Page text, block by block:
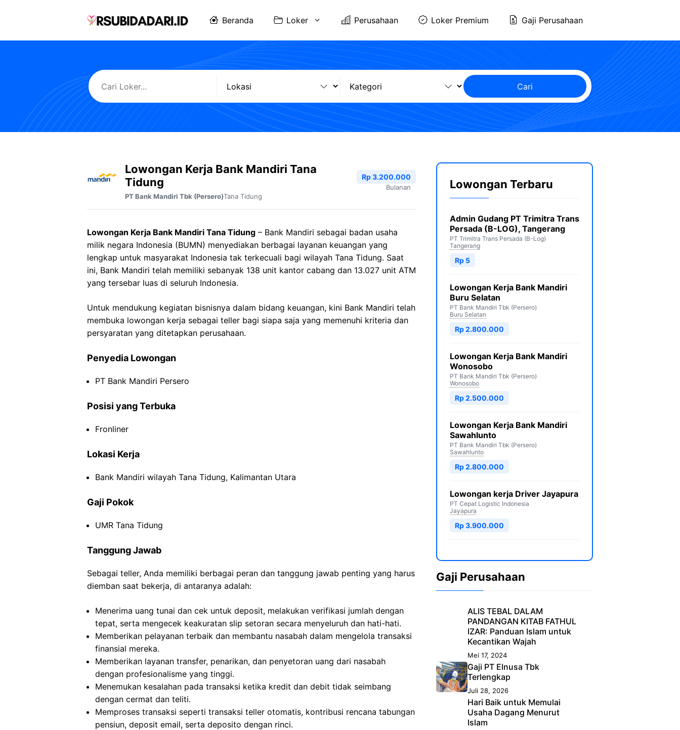
Beranda Loker Perusahaan Loker Premium Gaji Perusahaan
Cari
Lowongan Kerja Bank Mandiri Tana
Tidung
PT Bank Mandiri Tbk (Persero)Tana Tidung
Rp 3.200.000
Bulanan
Lowongan Kerja Bank Mandiri Tana Tidung – Bank Mandiri sebagai badan usaha
milik negara Indonesia (BUMN) menyediakan berbagai layanan keuangan yang
lengkap untuk masyarakat Indonesia tak terkecuali bagi wilayah Tana Tidung. Saat
ini, Bank Mandiri telah memiliki sebanyak 138 unit kantor cabang dan 13.027 unit ATM
yang tersebar luas di seluruh Indonesia.
Untuk mendukung kegiatan bisnisnya dalam bidang keuangan, kini Bank Mandiri telah
membuka lowongan kerja sebagai teller bagi siapa saja yang memenuhi kriteria dan
persyaratan yang ditetapkan perusahaan.
Penyedia Lowongan
PT Bank Mandiri Persero
Posisi yang Terbuka
Fronliner
Lokasi Kerja
Bank Mandiri wilayah Tana Tidung, Kalimantan Utara
Gaji Pokok
UMR Tana Tidung
Tanggung Jawab
Sebagai teller, Anda memiliki berbagai peran dan tanggung jawab penting yang harus
diemban saat bekerja, di antaranya adalah:
Menerima uang tunai dan cek untuk deposit, melakukan verifikasi jumlah dengan
tepat, serta mengecek keakuratan slip setoran secara menyeluruh dan hati-hati.
Memberikan pelayanan terbaik dan membantu nasabah dalam mengelola transaksi
finansial mereka.
Memberikan layanan transfer, penarikan, dan penyetoran uang dari nasabah
dengan profesionalisme yang tinggi.
Menemukan kesalahan pada transaksi ketika kredit dan debit tidak seimbang
dengan cermat dan teliti.
Memproses transaksi seperti transaksi teller otomatis, kontribusi rencana tabungan
pensiun, deposit email, serta deposito dengan rinci.
Lowongan Terbaru
Admin Gudang PT Trimitra Trans
Persada (B-LOG), Tangerang
PT Trimitra Trans Persada (B-Log)
Tangerang
Rp 5
Lowongan Kerja Bank Mandiri
Buru Selatan
PT Bank Mandiri Tbk (Persero)
Buru Selatan
Rp 2.800.000
Lowongan Kerja Bank Mandiri
Wonosobo
PT Bank Mandiri Tbk (Persero)
Wonosobo
Rp 2.500.000
Lowongan Kerja Bank Mandiri
Sawahlunto
PT Bank Mandiri Tbk (Persero)
Sawahlunto
Rp 2.800.000
Lowongan kerja Driver Jayapura
PT Cepat Logistic Indonesia
Jayapura
Rp 3.900.000
Gaji Perusahaan
ALIS TEBAL DALAM
PANDANGAN KITAB FATHUL
IZAR: Panduan Islam untuk
Kecantikan Wajah
Mei 17, 2024
Gaji PT Elnusa Tbk
Terlengkap
Juli 28, 2026
Hari Baik untuk Memulai
Usaha Dagang Menurut
Islam